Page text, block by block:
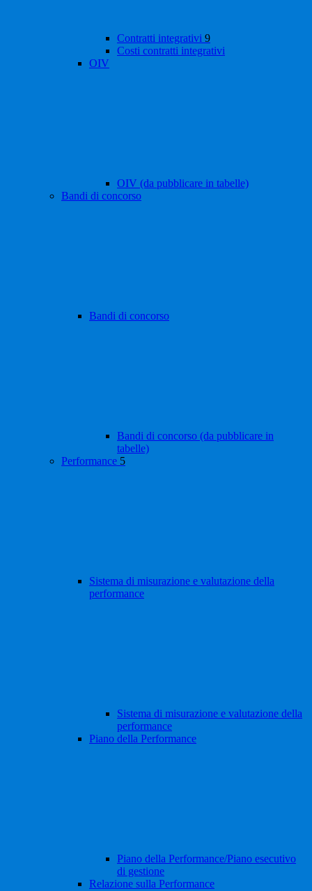
Contratti integrativi 9
Costi contratti integrativi
OIV
OIV (da pubblicare in tabelle)
Bandi di concorso
Bandi di concorso
Bandi di concorso (da pubblicare in
tabelle)
Performance 5
Sistema di misurazione e valutazione della
performance
Sistema di misurazione e valutazione della
performance
Piano della Performance
Piano della Performance/Piano esecutivo
di gestione
Relazione sulla Performance